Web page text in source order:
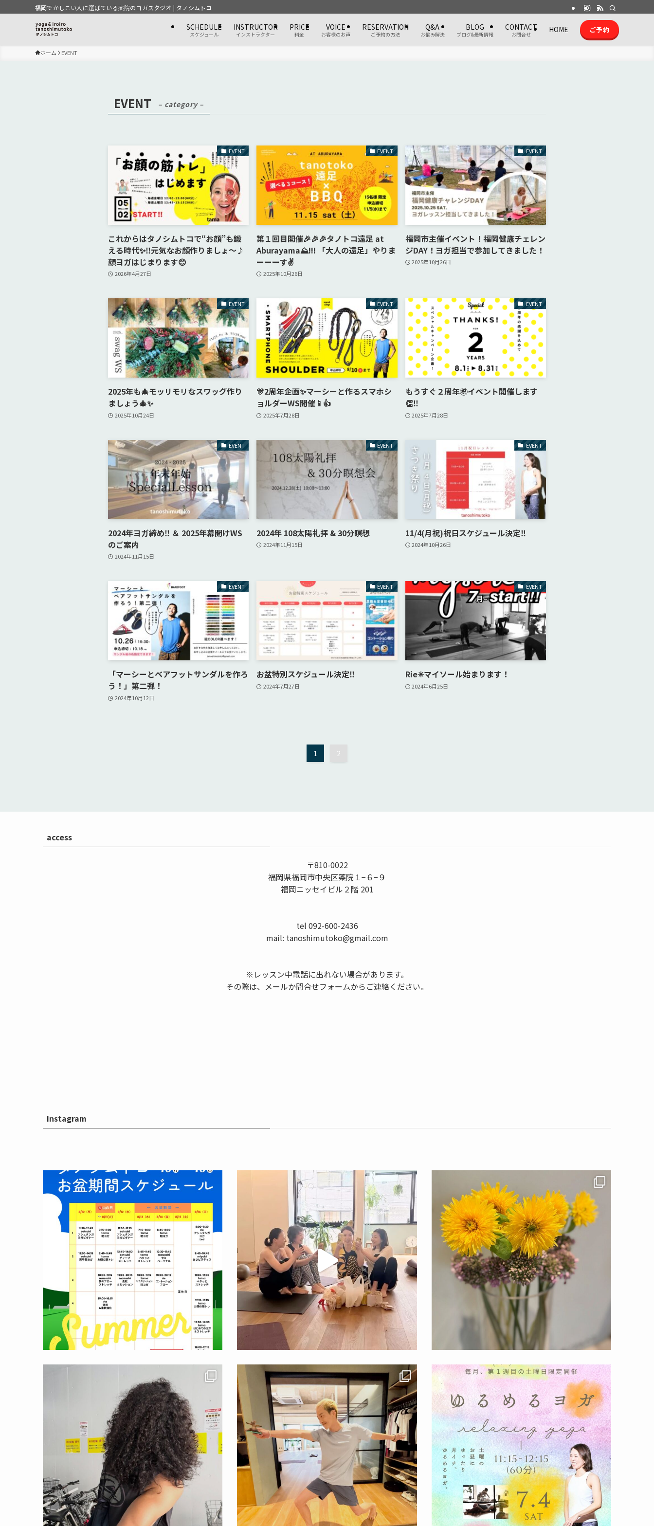
福岡でかしこい人に選ばている薬院のヨガスタジオ | タノシムトコ
SCHEDULE
スケジュール
INSTRUCTOR
インストラクター
PRICE
料金
VOICE
お客様のお声
RESERVATION
ご予約の方法
Q&A
お悩み解決
BLOG
ブログ&最新情報
CONTACT
お問合せ
HOME ご予約
ホーム EVENT
EVENT – category –
EVENT
これからはタノシムトコで“お顔”も鍛
える時代✨‼️元気なお顔作りましょ〜♪
顔ヨガはじまります😊
2026年4月27日
EVENT
第１回目開催🎉🎉🎉タノトコ遠足 at
Aburayama⛰️!!! 「大人の遠足」やりま
ーーーす✌️
2025年10月26日
EVENT
福岡市主催イベント！福岡健康チェレン
ジDAY！ヨガ担当で参加してきました！
2025年10月26日
EVENT
2025年も🎄モッリモリなスワッグ作り
ましょう🎄✨
2025年10月24日
EVENT
🎊2周年企画✨マーシーと作るスマホシ
ョルダーWS開催📱👍
2025年7月28日
EVENT
もうすぐ２周年㊗️イベント開催します
👏‼️
2025年7月28日
EVENT
2024年ヨガ締め‼︎ ＆ 2025年幕開けWS
のご案内
2024年11月15日
EVENT
2024年 108太陽礼拝 & 30分瞑想
2024年11月15日
EVENT
11/4(月祝)祝日スケジュール決定‼︎
2024年10月26日
EVENT
「マーシーとベアフットサンダルを作ろ
う！」第二弾！
2024年10月12日
EVENT
お盆特別スケジュール決定‼︎
2024年7月27日
EVENT
Rie✳︎マイソール始まります！
2024年6月25日
1 2
access
〒810-0022
福岡県福岡市中央区薬院１−６−９
福岡ニッセイビル２階 201
tel 092-600-2436
mail: tanoshimutoko@gmail.com
※レッスン中電話に出れない場合があります。
その際は、メールか問合せフォームからご連絡ください。
Instagram